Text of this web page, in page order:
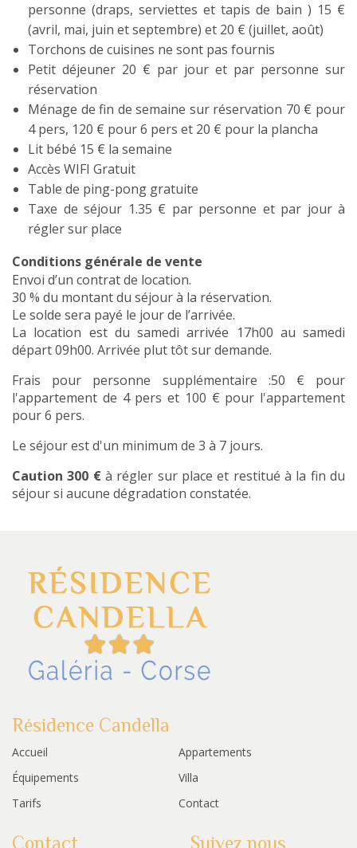
personne (draps, serviettes et tapis de bain ) 15 €
(avril, mai, juin et septembre) et 20 € (juillet, août)
Torchons de cuisines ne sont pas fournis
Petit déjeuner 20 € par jour et par personne sur
réservation
Ménage de fin de semaine sur réservation 70 € pour
4 pers, 120 € pour 6 pers et 20 € pour la plancha
Lit bébé 15 € la semaine
Accès WIFI Gratuit
Table de ping-pong gratuite
Taxe de séjour 1.35 € par personne et par jour à
régler sur place
Conditions générale de vente
Envoi d’un contrat de location.
30 % du montant du séjour à la réservation.
Le solde sera payé le jour de l’arrivée.
La location est du samedi arrivée 17h00 au samedi
départ 09h00. Arrivée plut tôt sur demande.
Frais pour personne supplémentaire :50 € pour
l'appartement de 4 pers et 100 € pour l'appartement
pour 6 pers.
Le séjour est d'un minimum de 3 à 7 jours.
Caution 300 € à régler sur place et restitué à la fin du
séjour si aucune dégradation constatée.
Résidence Candella
Accueil
Appartements
Équipements
Villa
Tarifs
Contact
Contact Suivez nous